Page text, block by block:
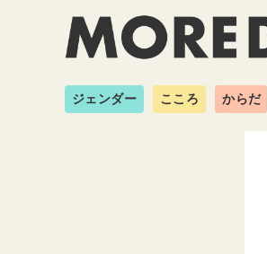
ジェンダー こころ からだ